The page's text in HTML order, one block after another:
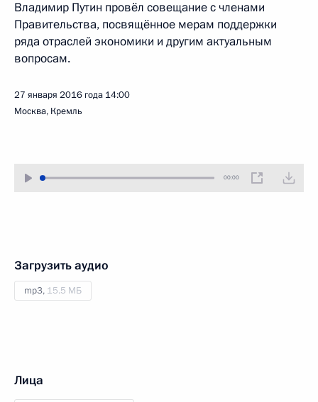
Владимир Путин провёл совещание с членами
Правительства, посвящённое мерам поддержки
ряда отраслей экономики и другим актуальным
вопросам.
27 января 2016 года 14:00
Москва, Кремль
00:00
Загрузить аудио
mp3, 15.5 МБ
Лица